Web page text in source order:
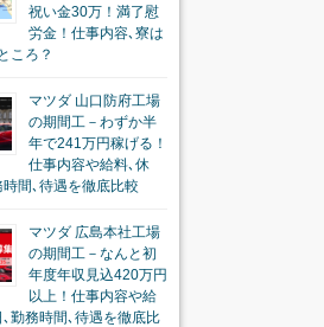
祝い金30万！満了慰
労金！仕事内容､寮は
ころ？
マツダ 山口防府工場
の期間工－わずか半
年で241万円稼げる！
仕事内容や給料､休
時間､待遇を徹底比較
マツダ 広島本社工場
の期間工－なんと初
年度年収見込420万円
以上！仕事内容や給
､勤務時間､待遇を徹底比